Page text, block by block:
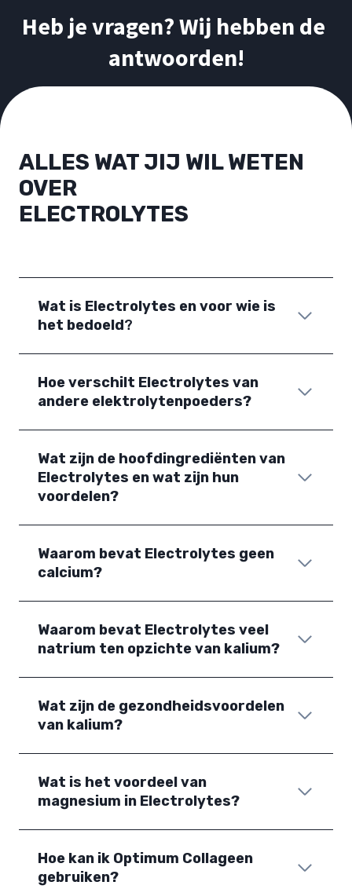
Heb je vragen? Wij hebben de
antwoorden!
ALLES WAT JIJ WIL WETEN
OVER
ELECTROLYTES
Wat is Electrolytes en voor wie is
het bedoeld?
Hoe verschilt Electrolytes van
andere elektrolytenpoeders?
Wat zijn de hoofdingrediënten van
Electrolytes en wat zijn hun
voordelen?
Waarom bevat Electrolytes geen
calcium?
Waarom bevat Electrolytes veel
natrium ten opzichte van kalium?
Wat zijn de gezondheidsvoordelen
van kalium?
Wat is het voordeel van
magnesium in Electrolytes?
Hoe kan ik Optimum Collageen
gebruiken?